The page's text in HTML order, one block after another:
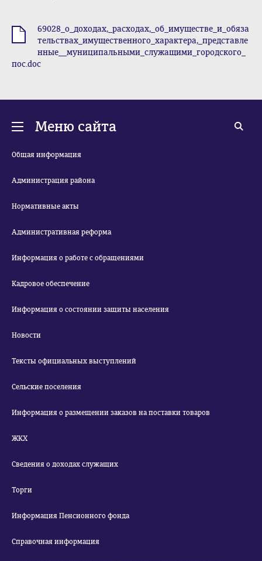
69028_о_доходах,_расходах,_об_имуществе_и_обяза
тельствах_имущественного_характера,_представле
нные__муниципальными_служащими_городского_
пос.doc
Меню сайта
Общая информация
Администрация района
Нормативные акты
Административная реформа
Информация о работе с обращениями
Кадровое обеспечение
Информация о состоянии защиты населения
Новости
Тексты официальных выступлений
Сельские поселения
Информация о размещении заказов на поставки товаров
ЖКХ
Сведения о доходах служащих
Торги
Информация Пенсионного фонда
Справочная информация